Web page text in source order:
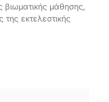
βιωματικής μάθησης,
εκτελεστικής